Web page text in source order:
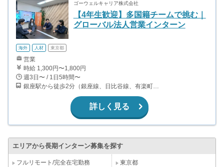
ゴーウェルキャリア株式会社
【4年生歓迎】多国籍チームで挑む｜
グローバル法人営業インターン
海外 人材 東京都
営業
時給 1,300円〜1,800円
週3日〜 / 1日5時間〜
銀座駅から徒歩2分（銀座線、日比谷線、有楽町線、丸ノ内線） 有楽町駅から徒歩8分（山手線、京浜東北線、有楽町線） 東銀座駅から徒歩2分（日比谷線、都営浅草線） 銀座一丁目駅から徒歩3分（有楽町線）
詳しく見る
エリアから長期インターン募集を探す
フルリモート/完全在宅勤務 東京都